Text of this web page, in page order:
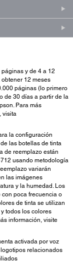
y de 4 a 12
12 meses
páginas (lo primero
de 30 días a partir de la
Para más
visita
la configuración
las botellas de tinta
de reemplazo están
usando metodología
variarán
las imágenes
y la humedad. Los
poca frecuencia o
de tinta se utilizan
todos los colores
información, visite
activada por voz
relacionados